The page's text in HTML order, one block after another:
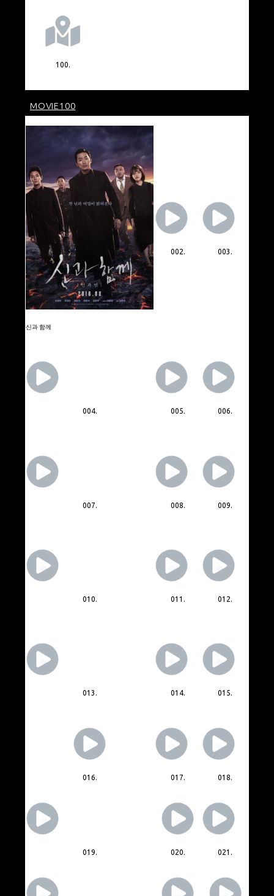
100.
MOVIE100
신과 함께
002. 003.
004. 005. 006.
007. 008. 009.
010. 011. 012.
013. 014. 015.
016. 017. 018.
019. 020. 021.